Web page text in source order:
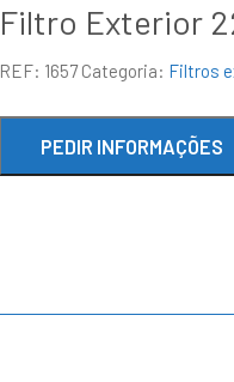
Filtro Exterior
REF: 1657 Categoria: Filtros